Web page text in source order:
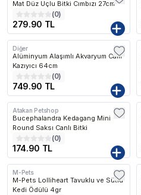
Mat Düz Uçlu Bitki Cımbızı 27cm
(0)
279.90 TL
Diğer
Alüminyum Alaşımlı Akvaryum Cam
Kazıyıcı 64cm
(0)
749.90 TL
Atakan Petshop
Bucephalandra Kedagang Mini
Round Saksı Canlı Bitki
(0)
174.90 TL
M-Pets
M-Pets Lolliheart Tavuklu ve Sütlü
Kedi Ödülü 4gr